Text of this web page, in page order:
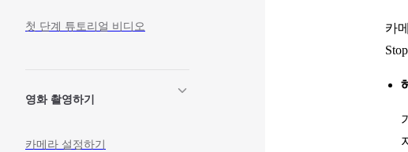
첫 단계 튜토리얼 비디오
영화 촬영하기
카메라 설정하기
카